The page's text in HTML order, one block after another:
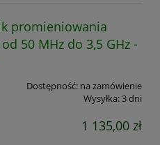
promieniowania
50 MHz do 3,5 GHz -
Dostępność: na zamówienie
Wysyłka: 3 dni
1 135,00 zł